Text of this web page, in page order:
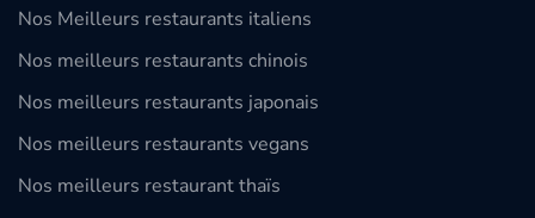
Nos Meilleurs restaurants italiens
Nos meilleurs restaurants chinois
Nos meilleurs restaurants japonais
Nos meilleurs restaurants vegans
Nos meilleurs restaurant thaïs